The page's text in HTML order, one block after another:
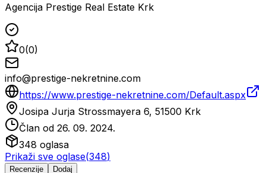
Agencija Prestige Real Estate Krk
0(0)
info@prestige-nekretnine.com
https://www.prestige-nekretnine.com/Default.aspx
Josipa Jurja Strossmayera 6, 51500 Krk
Član od 26. 09. 2024.
348 oglasa
Prikaži sve oglase(348)
Recenzije Dodaj